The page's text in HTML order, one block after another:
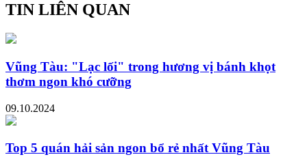
TIN LIÊN QUAN
Vũng Tàu: "Lạc lối" trong hương vị bánh khọt
thơm ngon khó cưỡng
09.10.2024
Top 5 quán hải sản ngon bổ rẻ nhất Vũng Tàu